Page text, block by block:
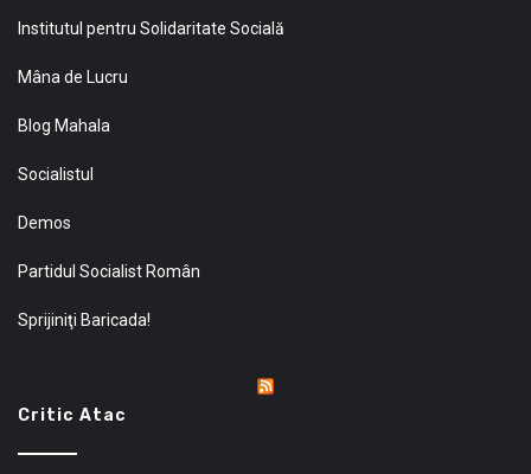
Institutul pentru Solidaritate Socială
Mâna de Lucru
Blog Mahala
Socialistul
Demos
Partidul Socialist Român
Sprijiniţi Baricada!
Critic Atac